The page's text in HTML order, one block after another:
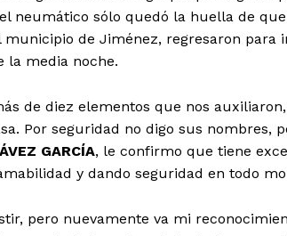
neumático sólo quedó la huella de
de Jiménez, regresaron para
la media noche.
de diez elementos que nos
Por seguridad no digo sus nombres,
GARCÍA, le confirmo que tiene
y dando seguridad en todo
pero nuevamente va mi